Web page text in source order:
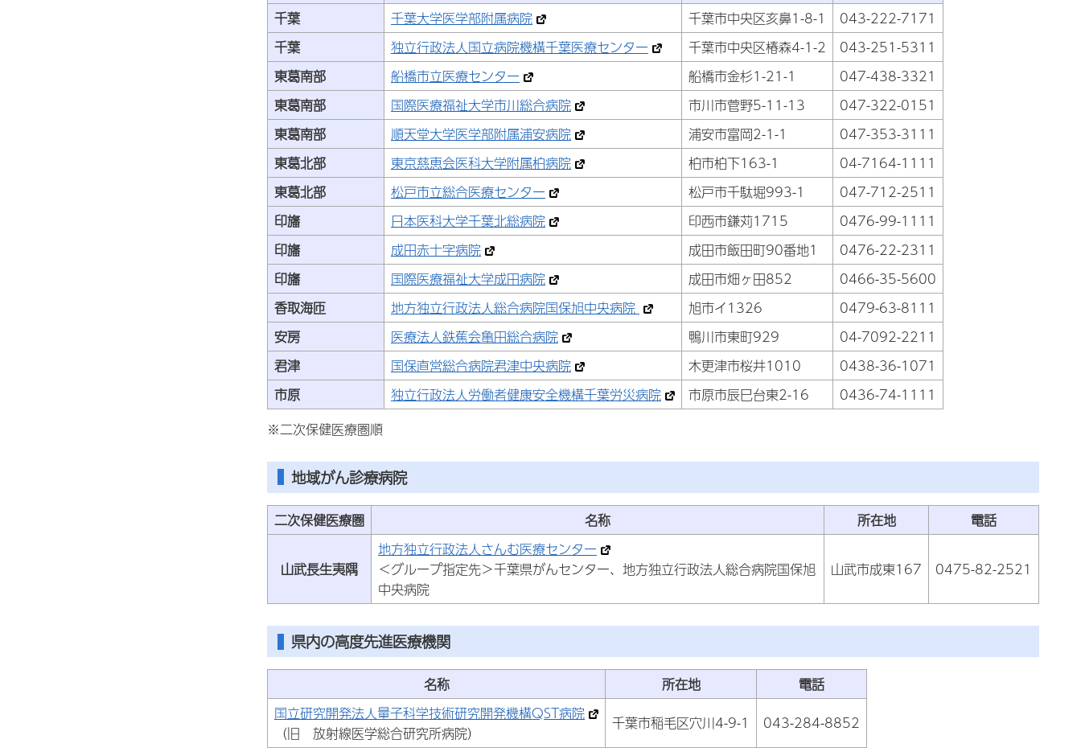
千葉
千葉大学医学部附属病院 千葉市中央区亥鼻1-8-1
043-222-7171
千葉
独立行政法人国立病院機構千葉医療センター 千葉市中央区椿森4-1-2
043-251-5311
東葛南部
船橋市立医療センター 船橋市金杉1-21-1
047-438-3321
東葛南部
国際医療福祉大学市川総合病院 市川市菅野5-11-13
047-322-0151
東葛南部
順天堂大学医学部附属浦安病院 浦安市富岡2-1-1
047-353-3111
東葛北部
東京慈恵会医科大学附属柏病院 柏市柏下163-1
04-7164-1111
東葛北部
松戸市立総合医療センター 松戸市千駄堀993-1
047-712-2511
印旛
日本医科大学千葉北総病院 印西市鎌苅1715
0476-99-1111
印旛
成田赤十字病院 成田市飯田町90番地1
0476-22-2311
印旛
国際医療福祉大学成田病院 成田市畑ヶ田852
0466-35-5600
香取海匝
地方独立行政法人総合病院国保旭中央病院 旭市イ1326
0479-63-8111
安房
医療法人鉄蕉会亀田総合病院 鴨川市東町929
04-7092-2211
君津
国保直営総合病院君津中央病院 木更津市桜井1010
0438-36-1071
市原
独立行政法人労働者健康安全機構千葉労災病院 市原市辰巳台東2-16
0436-74-1111
※二次保健医療圏順
地域がん診療病院
二次保健医療圏 名称 所在地 電話
山武長生夷隅
地方独立行政法人さんむ医療センター
＜グループ指定先＞千葉県がんセンター、地方独立行政法人総合病院国保旭
中央病院
山武市成東167 0475-82-2521
県内の高度先進医療機関
名称 所在地
電話
国立研究開発法人量子科学技術研究開発機構QST病院
（旧 放射線医学総合研究所病院）
千葉市稲毛区穴川4-9-1 043-284-8852